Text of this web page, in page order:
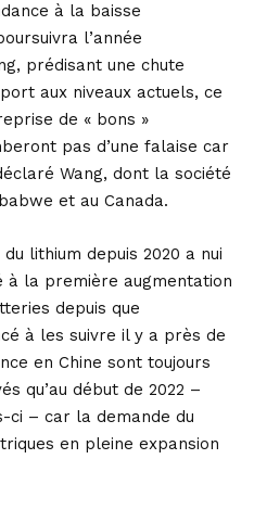
à la baisse
l’année
prédisant une chute
aux niveaux actuels, ce
de « bons »
pas d’une falaise car
Wang, dont la société
et au Canada.
lithium depuis 2020 a nui
à la première augmentation
depuis que
à les suivre il y a près de
en Chine sont toujours
qu’au début de 2022 –
ci – car la demande du
en pleine expansion